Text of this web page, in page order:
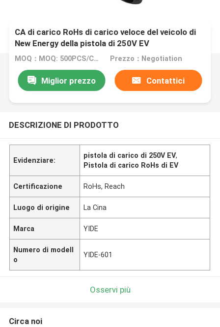
CA di carico RoHs di carico veloce del veicolo di
New Energy della pistola di 250V EV
MOQ：MOQ: 500PCS/CTN Prezzo：Negotiation
Miglior prezzo Contattici
DESCRIZIONE DI PRODOTTO
Evidenziare:
pistola di carico di 250V EV,
Pistola di carico RoHs di EV
Certificazione RoHs, Reach
Luogo di origine La Cina
Marca YIDE
Numero di modell
o
YIDE-601
Osservi più
Circa noi